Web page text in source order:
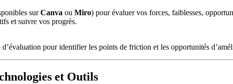
surCanva ou Miro) pour évaluer vos forces, faiblesses,
et suivre vos progrès.
pour identifier les points de friction et les opportunités
et Outils